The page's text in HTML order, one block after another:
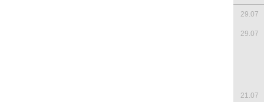
29.07
29.07
21.07